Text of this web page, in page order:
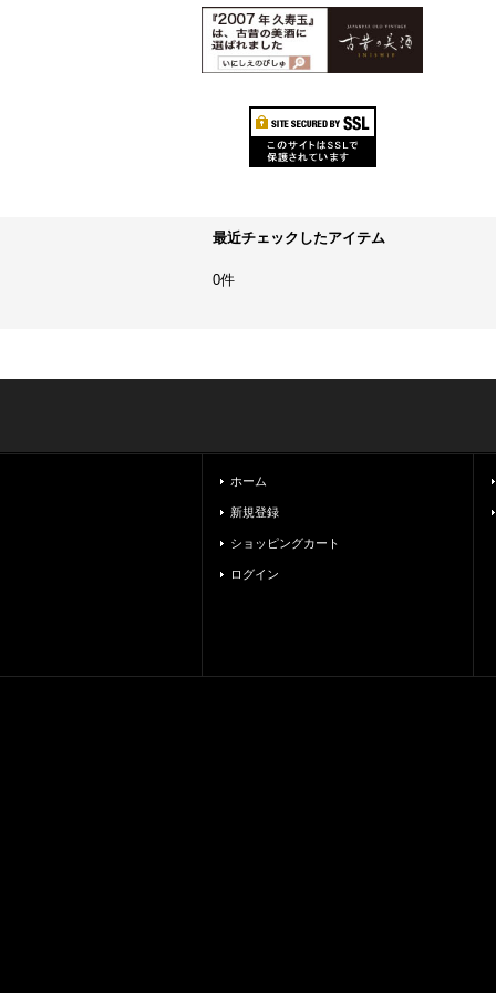
最近チェックしたアイテム
0件
ホーム
新規登録
ショッピングカート
ログイン